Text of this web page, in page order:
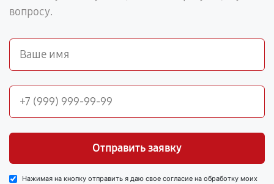
вопросу.
Отправить заявку
Нажимая на кнопку отправить я даю свое согласие на обработку моих